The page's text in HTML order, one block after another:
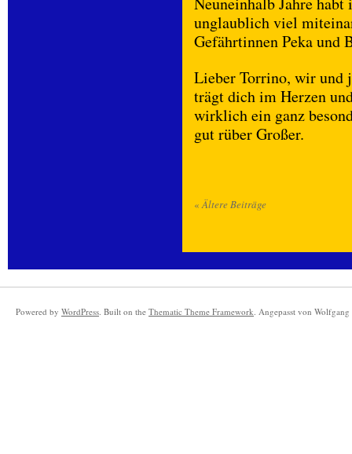
unglaublich viel
Gefährtinnen Peka und
Lieber Torrino, wir und
trägt dich im Herzen
wirklich ein ganz
gut rüber Großer.
«Ältere Beiträge
Powered by WordPress. Built on the Thematic Theme Framework. Angepasst von